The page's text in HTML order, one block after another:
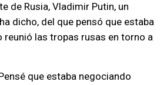
de Rusia, Vladimir Putin, un
dicho, del que pensó que estaba
reunió las tropas rusas en torno a
que estaba negociando